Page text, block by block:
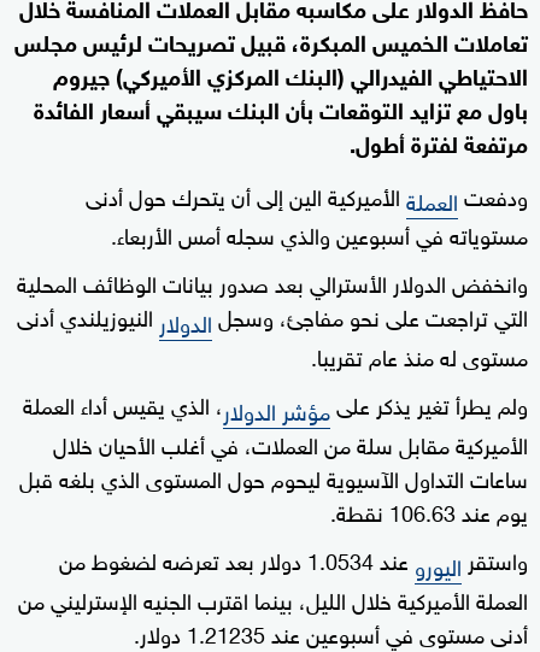
تعاملات الخميس المبكرة، قبيل تصريحات لرئيس مجلس
الاحتياطي الفيدرالي (البنك المركزي الأميركي) جيروم
باول مع تزايد التوقعات بأن البنك سيبقي أسعار الفائدة
مرتفعة لفترة أطول.
ودفعتالعملةالأميركية الين إلى أن يتحرك حول أدنى
مستوياته في أسبوعين والذي سجله أمس الأربعاء.
وانخفض الدولار الأسترالي بعد صدور بيانات الوظائف المحلية
التي تراجعت على نحو مفاجئ، وسجلالدولار النيوزيلندي أدنى
مستوى له منذ عام تقريبا.
ولم يطرأ تغير يذكر علىمؤشر الدولار، الذي يقيس أداء العملة
الأميركية مقابل سلة من العملات، في أغلب الأحيان خلال
ساعات التداول الآسيوية ليحوم حول المستوى الذي بلغه قبل
يوم عند 106.63 نقطة.
واستقر اليورو
عند 1.0534 دولار بعد تعرضه لضغوط من
العملة الأميركية خلال الليل، بينما اقترب الجنيه الإسترليني من
أدنى مستوى في أسبوعين عند 1.21235 دولار.